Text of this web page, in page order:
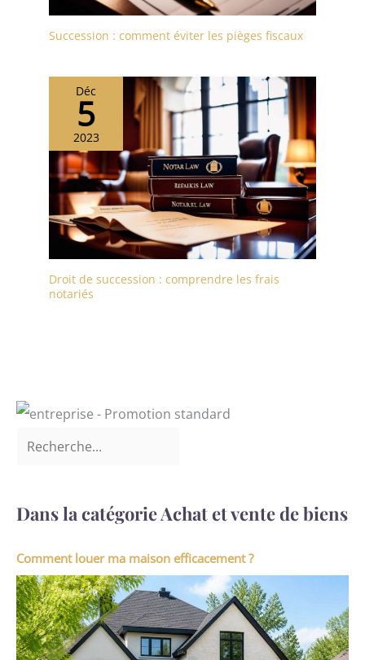
Succession : comment éviter les pièges fiscaux
Déc
5
2023
Droit de succession : comprendre les frais
notariés
Dans la catégorie Achat et vente de biens
Comment louer ma maison efficacement ?